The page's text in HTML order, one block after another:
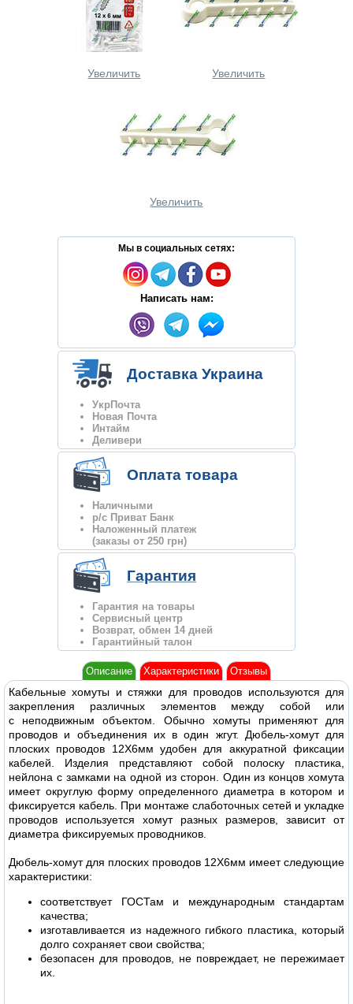
Увеличить Увеличить
Увеличить
Мы в социальных сетях:
Написать нам:
Доставка Украина
УкрПочта
Новая Почта
Интайм
Деливери
Оплата товара
Наличными
р/с Приват Банк
Наложенный платеж
(заказы от 250 грн)
Гарантия
Гарантия на товары
Сервисный центр
Возврат, обмен 14 дней
Гарантийный талон
Описание Характеристики Отзывы
Кабельные хомуты и стяжки для проводов используются для
закрепления различных элементов между собой или
c неподвижным объектом. Обычно хомуты применяют для
проводов и объединения их в один жгут. Дюбель-хомут для
плоских проводов 12X6мм удобен для аккуратной фиксации
кабелей. Изделия представляют собой полоску пластика,
нейлона с замками на одной из сторон. Один из концов хомута
имеет округлую форму определенного диаметра в котором и
фиксируется кабель. При монтаже слаботочных сетей и укладке
проводов используется хомут разных размеров, зависит от
диаметра фиксируемых проводников.
Дюбель-хомут для плоских проводов 12X6мм имеет следующие
характеристики:
соответствует ГОСТам и международным стандартам
качества;
изготавливается из надежного гибкого пластика, который
долго сохраняет свои свойства;
безопасен для проводов, не повреждает, не пережимает
их.